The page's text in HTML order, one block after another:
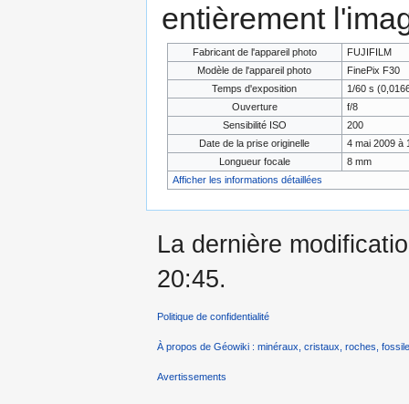
entièrement
Fabricant de l'appareil photo
FUJIFILM
Modèle de l'appareil photo
FinePix F30
Temps d'exposition
1/60 s
Ouverture
f/8
Sensibilité ISO
200
Date de la prise originelle
4 mai 2009 à
Longueur focale
8 mm
Afficher les informations détaillées
La dernière
20:45.
Politique de confidentialité
À propos de Géowiki : minéraux, cristaux, roches,
Avertissements